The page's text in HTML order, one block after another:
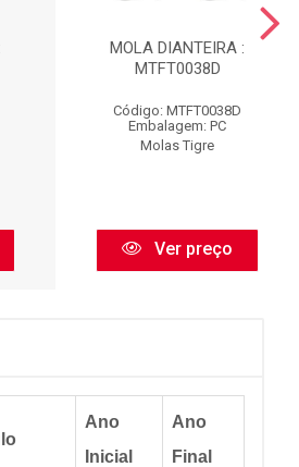
MOLA DIANTEIRA :
MTFT0038D
Código: MTFT0038D
Embalagem: PC
Molas Tigre
Ver preço
Ano
Inicial
Ano
Final